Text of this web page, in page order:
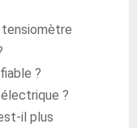
?
?
il plus